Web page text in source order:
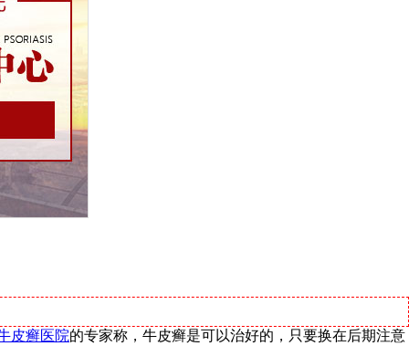
皮癣医院的专家称，牛皮癣是可以治好的，只要换在后期注意